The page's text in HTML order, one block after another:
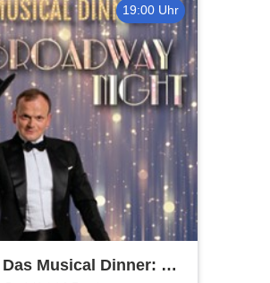
19:00 Uhr
Das Musical Dinner: A